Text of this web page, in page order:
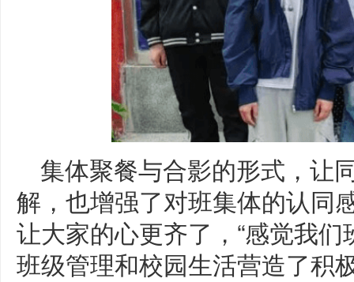
集体聚餐与合影的形式，让
解，也增强了对班集体的认同
让大家的心更齐了，“感觉我
班级管理和校园生活营造了积